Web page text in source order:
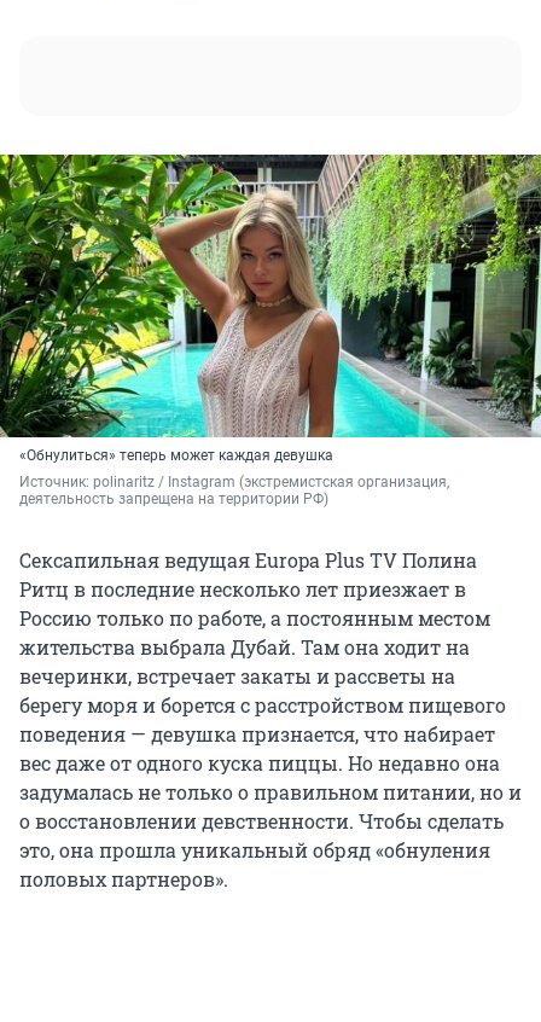
«Обнулиться» теперь может каждая девушка
Источник: polinaritz / Instagram (экстремистская организация,
деятельность запрещена на территории РФ)
Сексапильная ведущая Europa Plus TV Полина
Ритц в последние несколько лет приезжает в
Россию только по работе, а постоянным местом
жительства выбрала Дубай. Там она ходит на
вечеринки, встречает закаты и рассветы на
берегу моря и борется с расстройством пищевого
поведения — девушка признается, что набирает
вес даже от одного куска пиццы. Но недавно она
задумалась не только о правильном питании, но и
о восстановлении девственности. Чтобы сделать
это, она прошла уникальный обряд «обнуления
половых партнеров».